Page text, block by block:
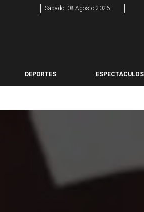
Sábado, 08 Agosto 2026
DEPORTES ESPECTÁCULOS